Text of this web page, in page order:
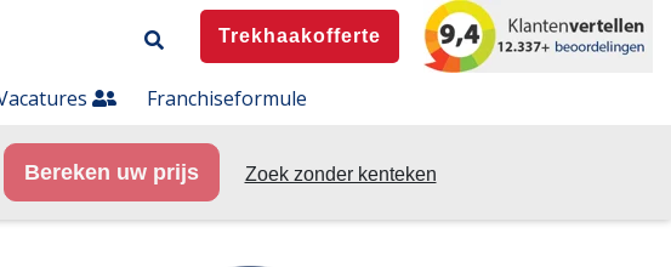
Trekhaakofferte
Franchiseformule
Bereken uw prijs Zoek zonder kenteken